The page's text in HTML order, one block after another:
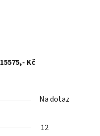
15575,- Kč
Na dotaz
12